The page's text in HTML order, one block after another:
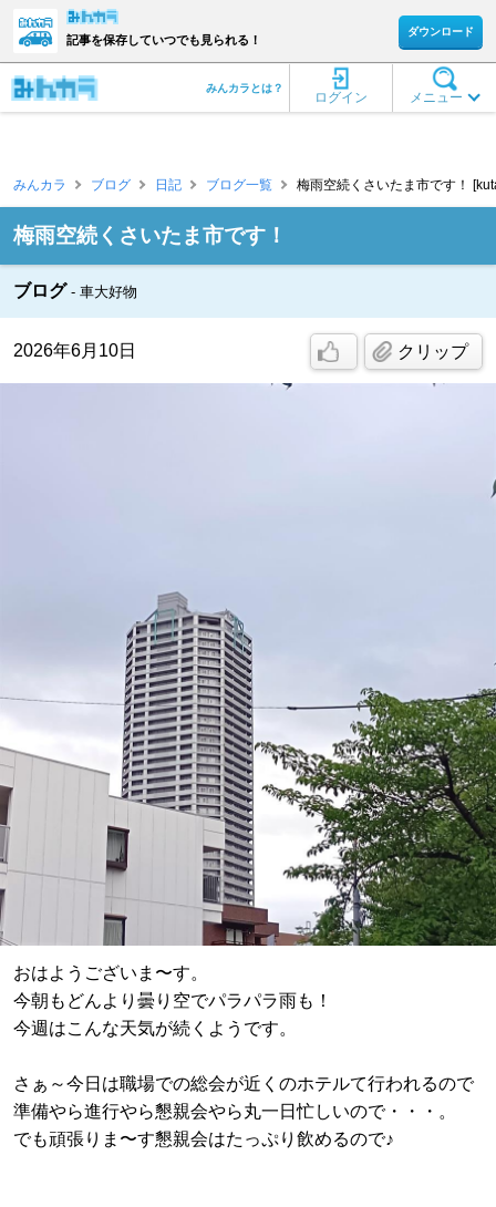
記事を保存していつでも見られる！
ダウンロード
メニュー
ログイン
みんカラとは？
みんカラ ブログ 日記 ブログ一覧 梅雨空続くさいたま市です！
梅雨空続くさいたま市です！
ブログ 車大好物
2026年6月10日 クリップ
おはようございま〜す。
今朝もどんより曇り空でパラパラ雨も！
今週はこんな天気が続くようです。
さぁ～今日は職場での総会が近くのホテルて行われるので
準備やら進行やら懇親会やら丸一日忙しいので・・・。
でも頑張りま〜す懇親会はたっぷり飲めるので♪